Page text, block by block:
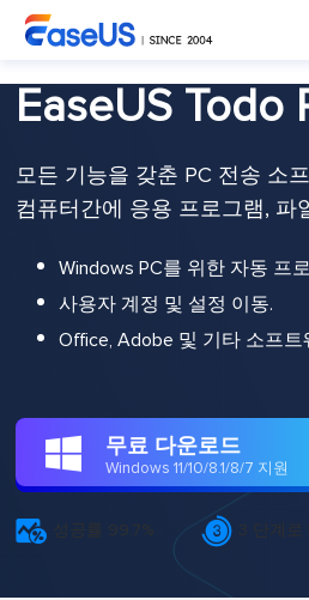
EaseUS Todo
모든 기능을 갖춘 PC 전송 소
컴퓨터간에 응용 프로그램, 파
Windows PC를 위한 자동 프
사용자 계정 및 설정 이동.
Office, Adobe 및 기타 소프트
 무료 다운로드
Windows 11/10/8.1/8/7 지원
 성공률 99.7% 